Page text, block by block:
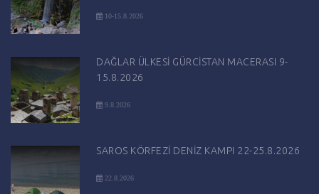
10-15.8.2026
DAĞLAR ÜLKESİ GÜRCİSTAN MACERASI 9-
15.8.2026
9.8.2026
SAROS KÖRFEZİ DENİZ KAMPI 22-25.8.2026
22.8.2026